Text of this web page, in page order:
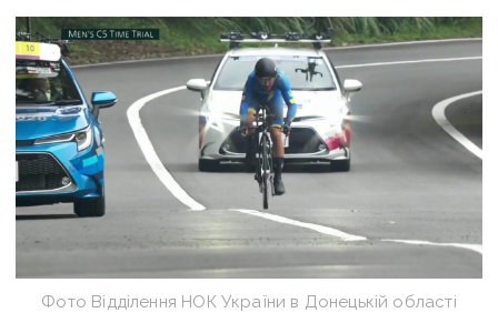
Фото Відділення НОК України в Донецькій області